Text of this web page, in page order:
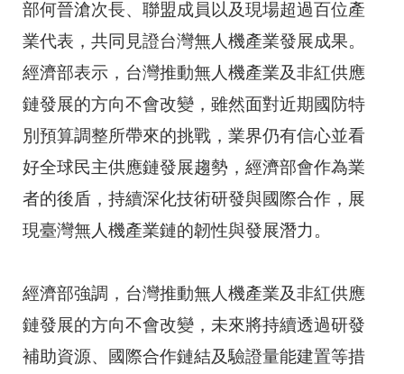
部何晉滄次長、聯盟成員以及現場超過百位產
業代表，共同見證台灣無人機產業發展成果。
經濟部表示，台灣推動無人機產業及非紅供應
鏈發展的方向不會改變，雖然面對近期國防特
別預算調整所帶來的挑戰，業界仍有信心並看
好全球民主供應鏈發展趨勢，經濟部會作為業
者的後盾，持續深化技術研發與國際合作，展
現臺灣無人機產業鏈的韌性與發展潛力。
經濟部強調，台灣推動無人機產業及非紅供應
鏈發展的方向不會改變，未來將持續透過研發
補助資源、國際合作鏈結及驗證量能建置等措